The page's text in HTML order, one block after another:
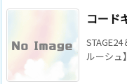
コード
ルーシュ